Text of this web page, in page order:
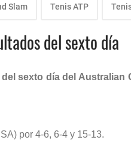
Slam Tenis ATP
del sexto día
sexto día del Australian
por 4-6, 6-4 y 15-13.